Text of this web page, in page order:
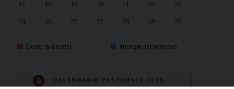
17 18 19 20 21 22 23
24 25 26 27 28 29 30
Eventi in diocesi Impegni del vescovo
CALENDARIO PASTORALE 2025-